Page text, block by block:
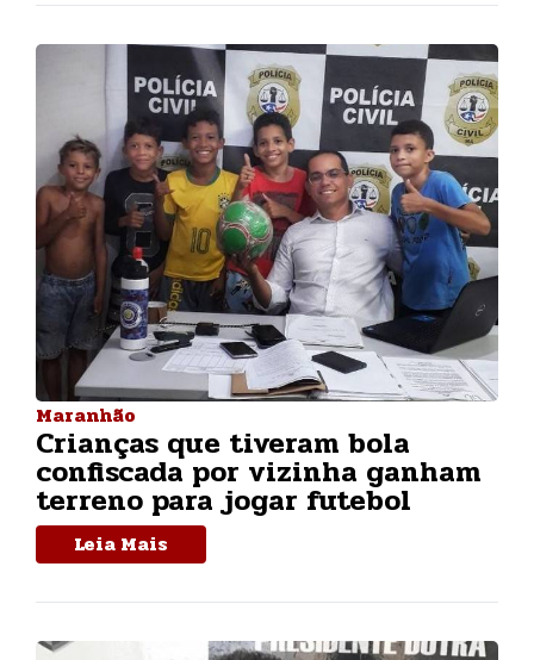
Maranhão
Crianças que tiveram bola
confiscada por vizinha ganham
terreno para jogar futebol
Leia Mais